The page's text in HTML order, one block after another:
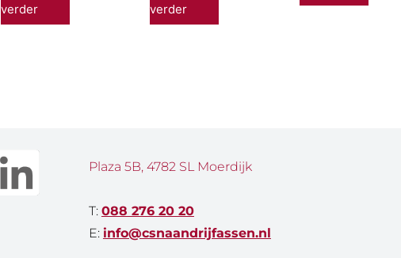
verder
verder
Plaza 5B, 4782 SL Moerdijk
T: 088 276 20 20
E: info@csnaandrijfassen.nl